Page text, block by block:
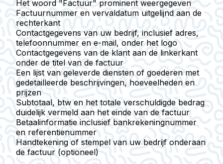
Het woord "Factuur" prominent weergegeven
Factuurnummer en vervaldatum uitgelijnd aan de
rechterkant
Contactgegevens van uw bedrijf, inclusief adres,
telefoonnummer en e-mail, onder het logo
Contactgegevens van de klant aan de linkerkant
onder de titel van de factuur
Een lijst van geleverde diensten of goederen met
gedetailleerde beschrijvingen, hoeveelheden en
prijzen
Subtotaal, btw en het totale verschuldigde bedrag
duidelijk vermeld aan het einde van de factuur
Betaalinformatie inclusief bankrekeningnummer
en referentienummer
Handtekening of stempel van uw bedrijf onderaan
de factuur (optioneel)